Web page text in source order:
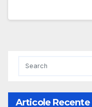
Articole Recente